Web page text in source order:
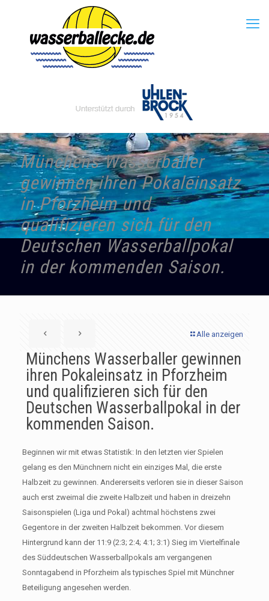
Münchens Wasserballer
gewinnen ihren Pokaleinsatz
in Pforzheim und
qualifizieren sich für den
Deutschen Wasserballpokal
in der kommenden Saison.
Alle anzeigen
Münchens Wasserballer gewinnen
ihren Pokaleinsatz in Pforzheim
und qualifizieren sich für den
Deutschen Wasserballpokal in der
kommenden Saison.
Beginnen wir mit etwas Statistik: In den letzten vier Spielen
gelang es den Münchnern nicht ein einziges Mal, die erste
Halbzeit zu gewinnen. Andererseits verloren sie in dieser Saison
auch erst zweimal die zweite Halbzeit und haben in dreizehn
Saisonspielen (Liga und Pokal) achtmal höchstens zwei
Gegentore in der zweiten Halbzeit bekommen. Vor diesem
Hintergrund kann der 11:9 (2:3; 2:4; 4:1; 3:1) Sieg im Viertelfinale
des Süddeutschen Wasserballpokals am vergangenen
Sonntagabend in Pforzheim als typisches Spiel mit Münchner
Beteiligung angesehen werden.